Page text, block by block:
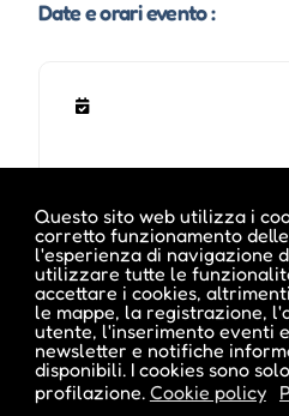
Questo sito web utilizza i
corretto funzionamento
l'esperienza di navigazione
utilizzare tutte le
accettare i cookies,
le mappe, la registrazione,
utente, l'inserimento eventi
newsletter e notifiche
disponibili. I cookies sono
profilazione. Cookie policy
Date e orari evento :
Pubblicato da :